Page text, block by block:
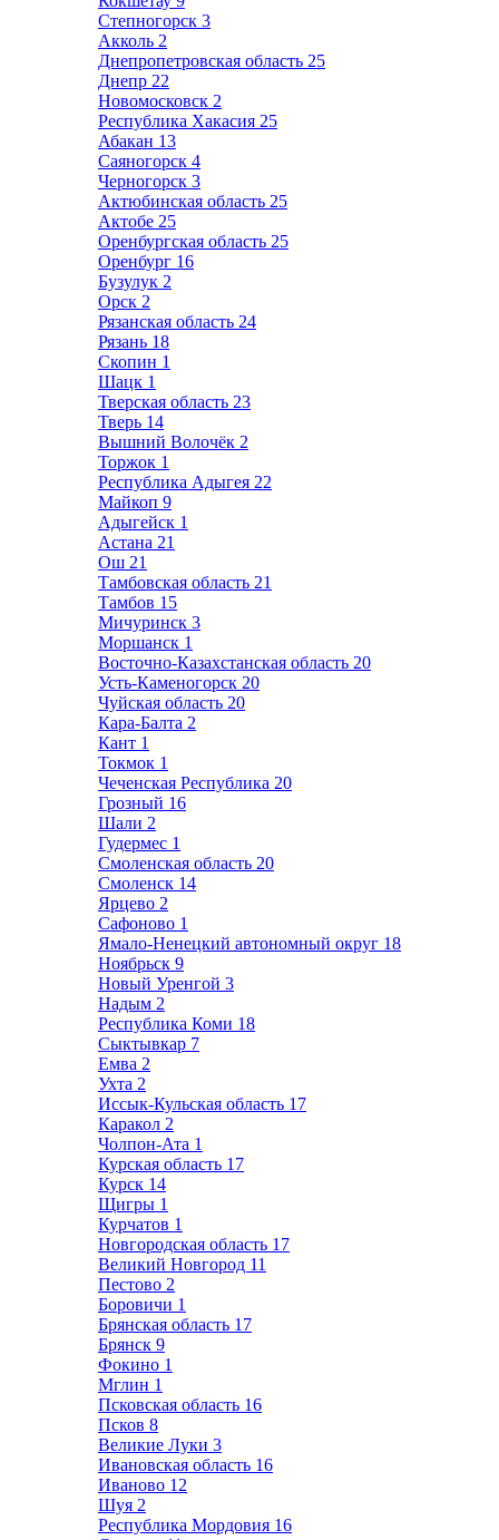
Степногорск 3
Акколь 2
Днепропетровская область 25
Днепр 22
Новомосковск 2
Республика Хакасия 25
Абакан 13
Саяногорск 4
Черногорск 3
Актюбинская область 25
Актобе 25
Оренбургская область 25
Оренбург 16
Бузулук 2
Орск 2
Рязанская область 24
Рязань 18
Скопин 1
Шацк 1
Тверская область 23
Тверь 14
Вышний Волочёк 2
Торжок 1
Республика Адыгея 22
Майкоп 9
Адыгейск 1
Астана 21
Ош 21
Тамбовская область 21
Тамбов 15
Мичуринск 3
Моршанск 1
Восточно-Казахстанская область 20
Усть-Каменогорск 20
Чуйская область 20
Кара-Балта 2
Кант 1
Токмок 1
Чеченская Республика 20
Грозный 16
Шали 2
Гудермес 1
Смоленская область 20
Смоленск 14
Ярцево 2
Сафоново 1
Ямало-Ненецкий автономный округ 18
Ноябрьск 9
Новый Уренгой 3
Надым 2
Республика Коми 18
Сыктывкар 7
Емва 2
Ухта 2
Иссык-Кульская область 17
Каракол 2
Чолпон-Ата 1
Курская область 17
Курск 14
Щигры 1
Курчатов 1
Новгородская область 17
Великий Новгород 11
Пестово 2
Боровичи 1
Брянская область 17
Брянск 9
Фокино 1
Мглин 1
Псковская область 16
Псков 8
Великие Луки 3
Ивановская область 16
Иваново 12
Шуя 2
Республика Мордовия 16